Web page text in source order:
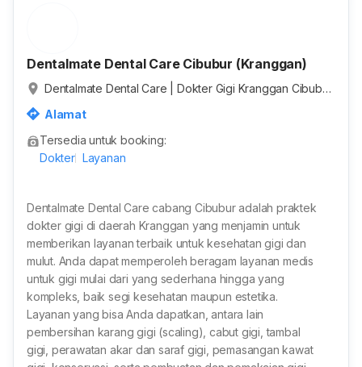
Dentalmate Dental Care Cibubur (Kranggan)
Dentalmate Dental Care | Dokter Gigi Kranggan Cibubur,
Alamat
Tersedia untuk booking:
Dokter Layanan
Dentalmate Dental Care cabang Cibubur adalah praktek
dokter gigi di daerah Kranggan yang menjamin untuk
memberikan layanan terbaik untuk kesehatan gigi dan
mulut. Anda dapat memperoleh beragam layanan medis
untuk gigi mulai dari yang sederhana hingga yang
kompleks, baik segi kesehatan maupun estetika.
Layanan yang bisa Anda dapatkan, antara lain
pembersihan karang gigi (scaling), cabut gigi, tambal
gigi, perawatan akar dan saraf gigi, pemasangan kawat